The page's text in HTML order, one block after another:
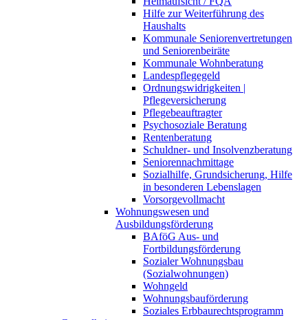
Hilfe zur Weiterführung des
Haushalts
Kommunale Seniorenvertretungen
und Seniorenbeiräte
Kommunale Wohnberatung
Landespflegegeld
Ordnungswidrigkeiten |
Pflegeversicherung
Pflegebeauftragter
Psychosoziale Beratung
Rentenberatung
Schuldner- und Insolvenzberatung
Seniorennachmittage
Sozialhilfe, Grundsicherung, Hilfe
in besonderen Lebenslagen
Vorsorgevollmacht
Wohnungswesen und
Ausbildungsförderung
BAföG Aus- und
Fortbildungsförderung
Sozialer Wohnungsbau
(Sozialwohnungen)
Wohngeld
Wohnungsbauförderung
Soziales Erbbaurechtsprogramm